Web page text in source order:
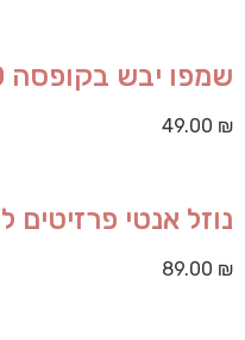
שמפו יבש בקופסה 150 גרם
49.00 ₪
נוזל אנטי פרזיטים
89.00 ₪